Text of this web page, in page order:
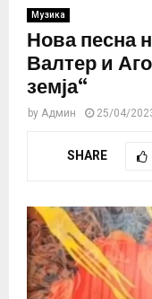
Музика
Нова песна
Валтер и
земја“
by Админ 25/04/
SHARE